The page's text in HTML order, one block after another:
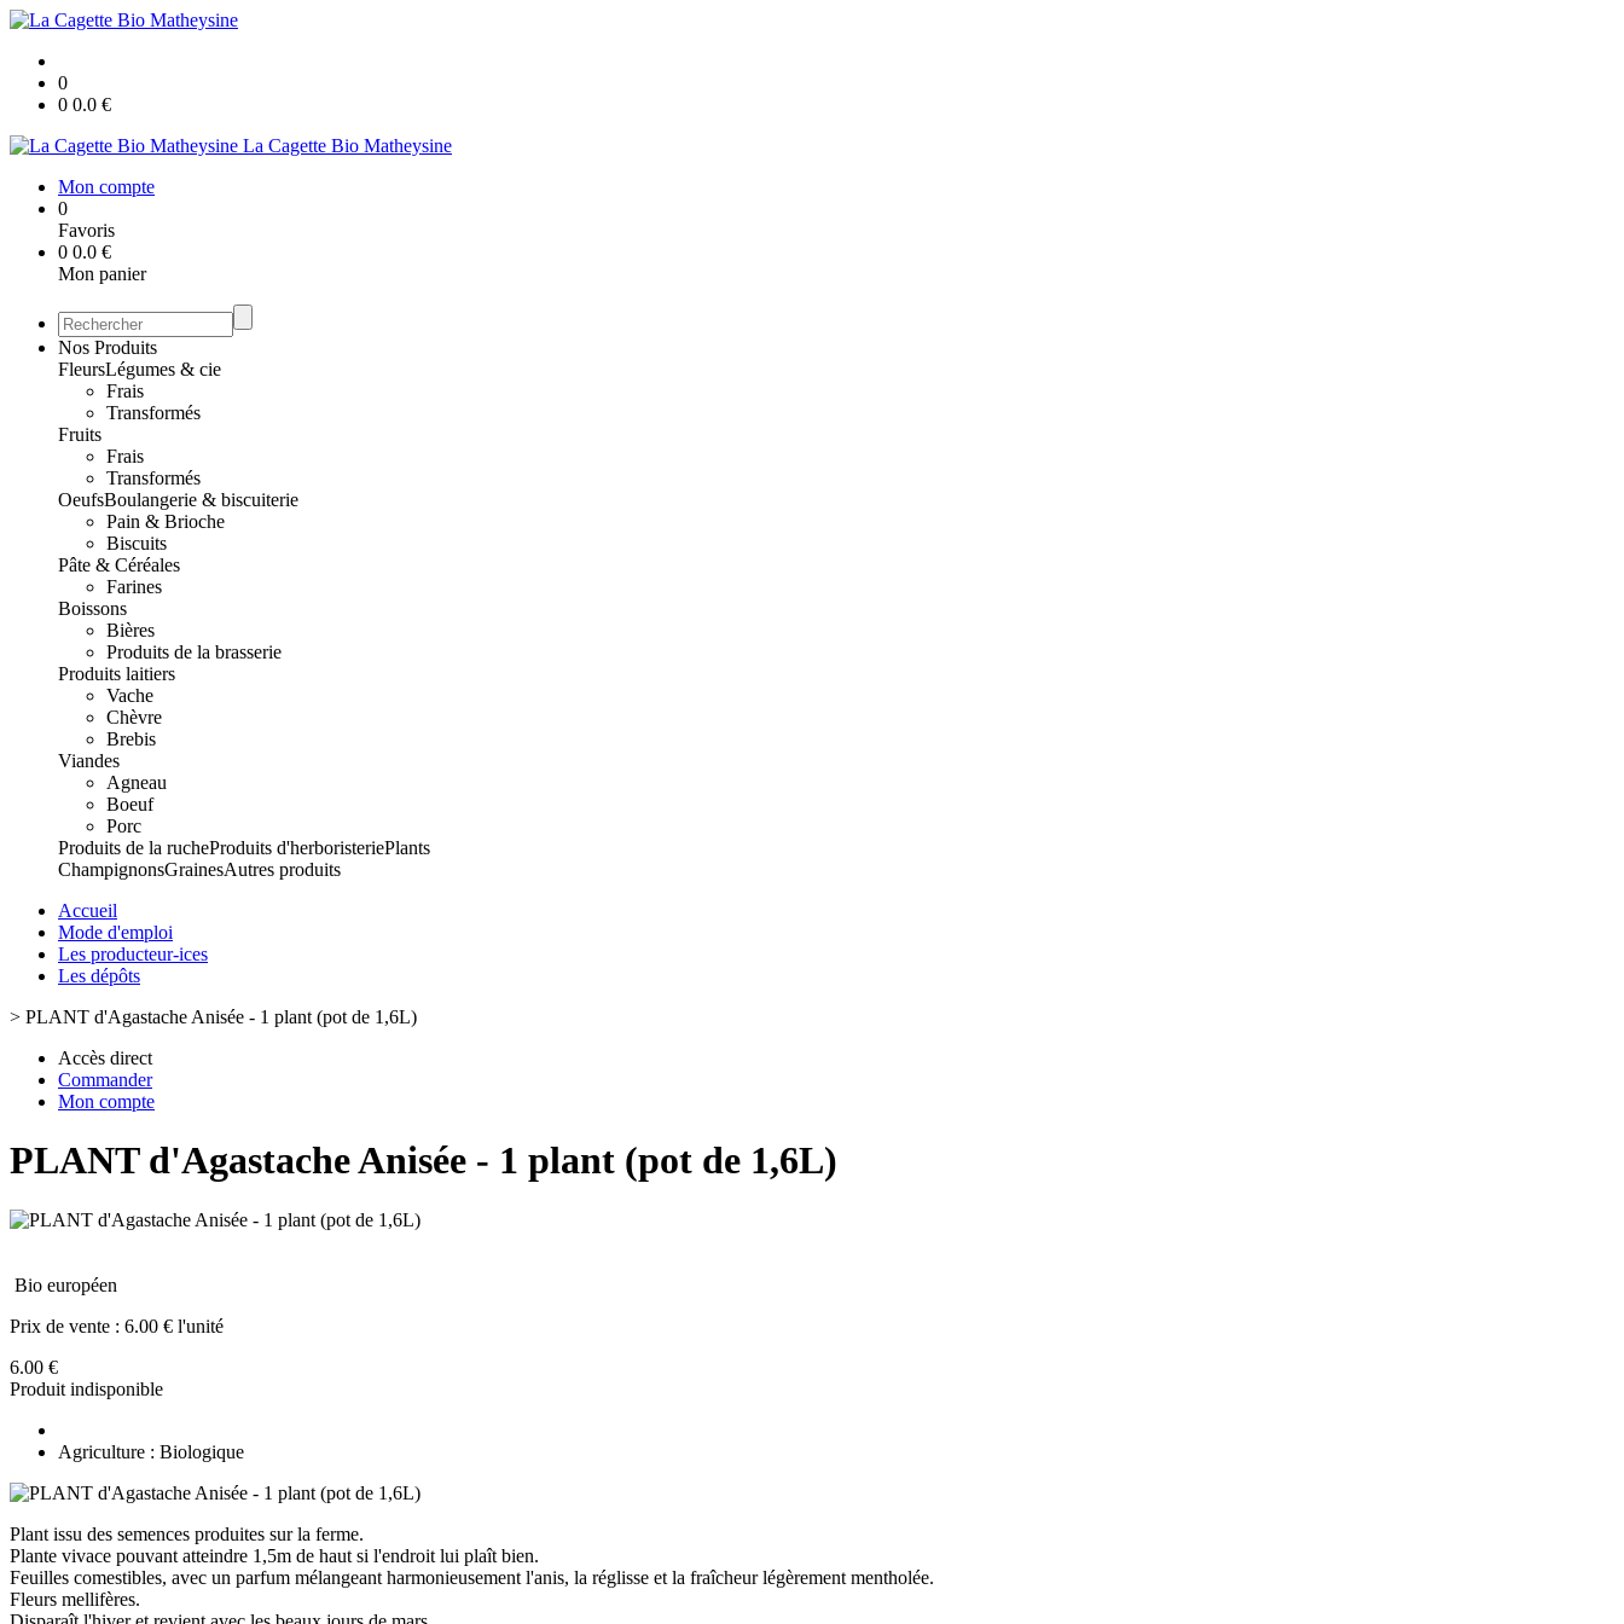
0
0 0.0 €
La Cagette Bio Matheysine
Mon compte
0
Favoris
0 0.0 €
Mon panier
Nos Produits
FleursLégumes & cie
Frais
Transformés
Fruits
Frais
Transformés
OeufsBoulangerie & biscuiterie
Pain & Brioche
Biscuits
Pâte & Céréales
Farines
Boissons
Bières
Produits de la brasserie
Produits laitiers
Vache
Chèvre
Brebis
Viandes
Agneau
Boeuf
Porc
Produits de la rucheProduits d'herboristeriePlants
ChampignonsGrainesAutres produits
Accueil
Mode d'emploi
Les producteur-ices
Les dépôts
> PLANT d'Agastache Anisée - 1 plant (pot de 1,6L)
Accès direct
Commander
Mon compte
PLANT d'Agastache Anisée - 1 plant (pot de 1,6L)
Bio européen
Prix de vente : 6.00 € l'unité
6.00 €
Produit indisponible
Agriculture : Biologique
Plant issu des semences produites sur la ferme.
Plante vivace pouvant atteindre 1,5m de haut si l'endroit lui plaît bien.
Feuilles comestibles, avec un parfum mélangeant harmonieusement l'anis, la réglisse et la fraîcheur légèrement mentholée.
Fleurs mellifères.